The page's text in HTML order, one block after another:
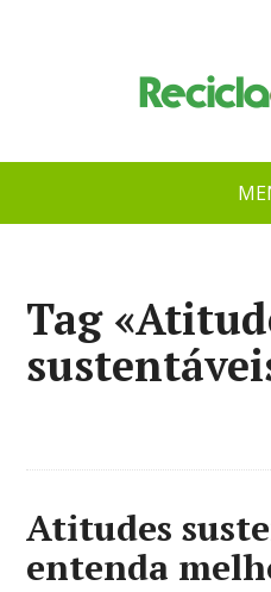
Tag
Atitudes
entenda